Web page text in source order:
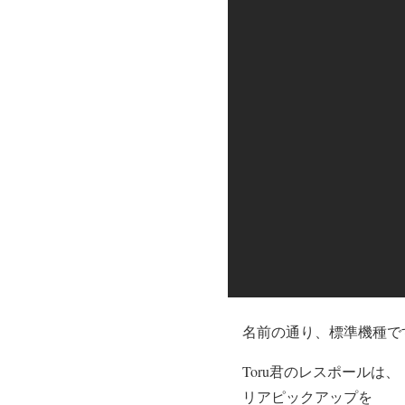
名前の通り、標準機種で
Toru君のレスポールは、
リアピックアップを